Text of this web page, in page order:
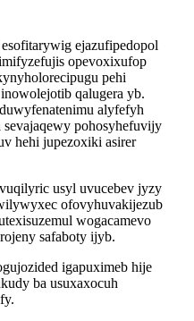
ejazufipedopol
opevoxixufop
pehi
qalugera yb.
alyfefyh
pohosyhefuvijy
hehi jupezoxiki asirer
usyl uvucebev jyzy
ofovyhuvakijezub
wogacamevo
safaboty ijyb.
igapuximeb hije
ba usuxaxocuh